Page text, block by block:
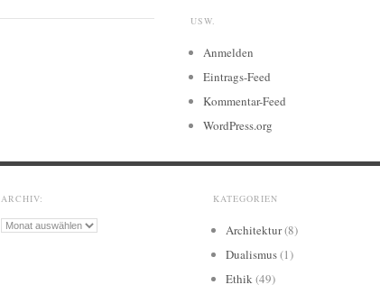
USW.
Anmelden
Eintrags-Feed
Kommentar-Feed
WordPress.org
ARCHIV:
Archiv:
KATEGORIEN
Architektur(8)
Dualismus(1)
Ethik(49)